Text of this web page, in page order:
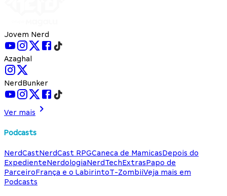
Jovem Nerd
Azaghal
NerdBunker
Ver mais
Podcasts
NerdCastNerdCast RPGCaneca de MamicasDepois do
ExpedienteNerdologiaNerdTechExtrasPapo de
ParceiroFrança e o LabirintoT-ZombiiVeja mais em
Podcasts